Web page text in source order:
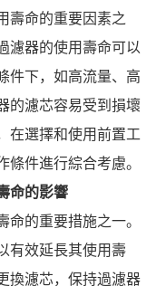
壽命的重要因素之
濾器的使用壽命可以
件下，如高流量、高
的濾芯容易受到損壞
在選擇和使用前置工
件進行綜合考慮。
命的影響
的重要措施之一。
有效延長其使用壽
換濾芯，保持過濾器